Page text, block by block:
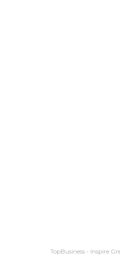
TopBusiness - Inspire